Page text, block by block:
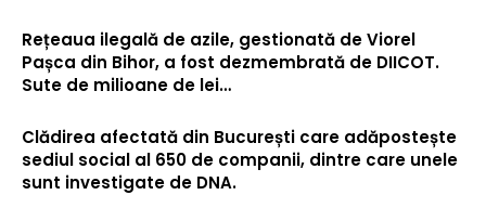
Rețeaua ilegală de azile, gestionată de Viorel
Pașca din Bihor, a fost dezmembrată de DIICOT.
Sute de milioane de lei…
Clădirea afectată din București care adăpostește
sediul social al 650 de companii, dintre care unele
sunt investigate de DNA.